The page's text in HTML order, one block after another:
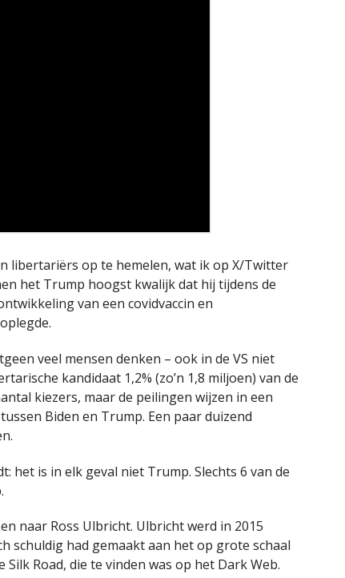
libertariërs op te hemelen, wat ik op X/Twitter
het Trump hoogst kwalijk dat hij tijdens de
van een covidvaccin en
veel mensen denken – ook in de VS niet
kandidaat 1,2% (zo’n 1,8 miljoen) van de
kiezers, maar de peilingen wijzen in een
Biden en Trump. Een paar duizend
het is in elk geval niet Trump. Slechts 6 van de
naar Ross Ulbricht. Ulbricht werd in 2015
schuldig had gemaakt aan het op grote schaal
Road, die te vinden was op het Dark Web.